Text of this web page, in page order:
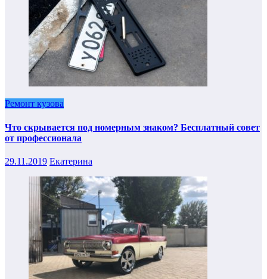
Ремонт кузова
Что скрывается под номерным знаком? Бесплатный совет
от профессионала
29.11.2019 Екатерина